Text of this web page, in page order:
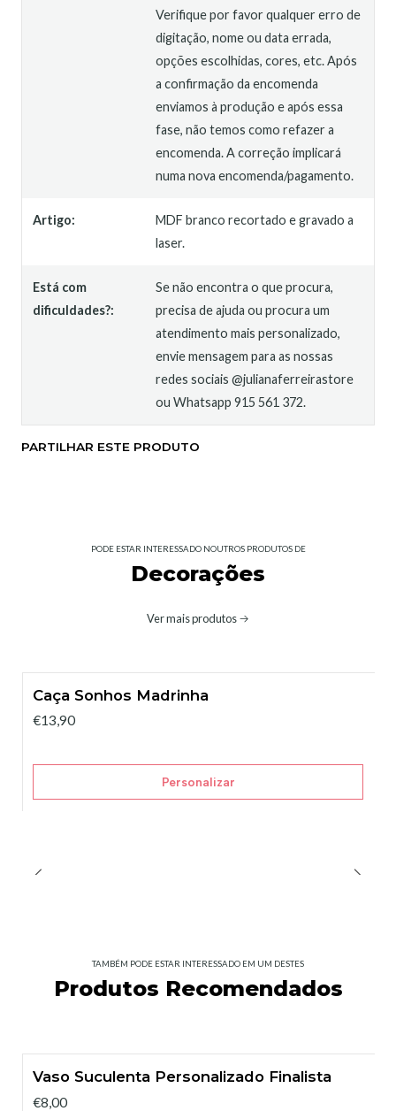
Verifique por favor qualquer erro de
digitação, nome ou data errada,
opções escolhidas, cores, etc. Após
a confirmação da encomenda
enviamos à produção e após essa
fase, não temos como refazer a
encomenda. A correção implicará
numa nova encomenda/pagamento.
Artigo:
MDF branco recortado e gravado a
laser.
Está com
dificuldades?:
Se não encontra o que procura,
precisa de ajuda ou procura um
atendimento mais personalizado,
envie mensagem para as nossas
redes sociais @julianaferreirastore
ou Whatsapp 915 561 372.
PARTILHAR ESTE PRODUTO
PODE ESTAR INTERESSADO NOUTROS PRODUTOS DE
Decorações
Ver mais produtos
Caça Sonhos Madrinha
€13,90
Personalizar
TAMBÉM PODE ESTAR INTERESSADO EM UM DESTES
Produtos Recomendados
Vaso Suculenta Personalizado Finalista
€8,00